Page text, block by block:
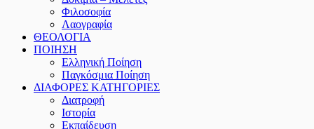
Φιλοσοφία
Λαογραφία
ΘΕΟΛΟΓΙΑ
ΠΟΙΗΣΗ
Ελληνική Ποίηση
Παγκόσμια Ποίηση
ΔΙΑΦΟΡΕΣ ΚΑΤΗΓΟΡΙΕΣ
Διατροφή
Ιστορία
Εκπαίδευση